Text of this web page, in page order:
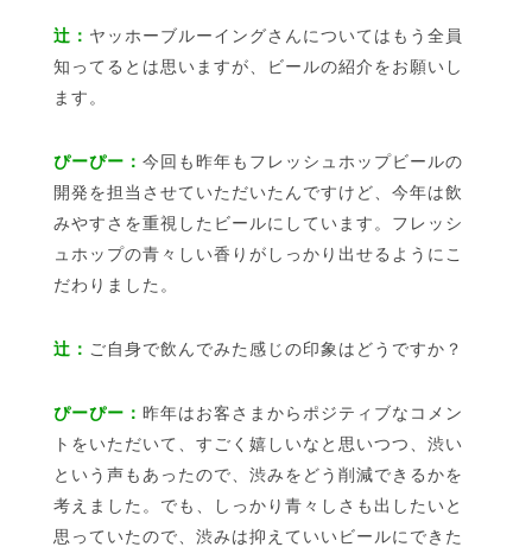
辻： ヤッホーブルーイングさんについてはもう全員
知ってるとは思いますが、ビールの紹介をお願いし
ます。
ぴーぴー： 今回も昨年もフレッシュホップビールの
開発を担当させていただいたんですけど、今年は飲
みやすさを重視したビールにしています。フレッシ
ュホップの青々しい香りがしっかり出せるようにこ
だわりました。
辻： ご自身で飲んでみた感じの印象はどうですか？
ぴーぴー： 昨年はお客さまからポジティブなコメン
トをいただいて、すごく嬉しいなと思いつつ、渋い
という声もあったので、渋みをどう削減できるかを
考えました。でも、しっかり青々しさも出したいと
思っていたので、渋みは抑えていいビールにできた